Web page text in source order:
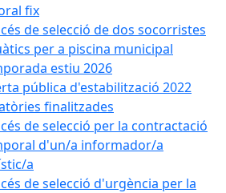
fix
de selecció de dos socorristes
per a piscina municipal
estiu 2026
pública d'estabilització 2022
finalitzades
de selecció per la contractació
d'un/a informador/a
a
de selecció d'urgència per la